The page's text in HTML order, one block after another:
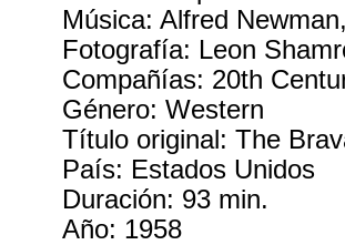
Música: Alfred
Fotografía: Leon
Compañías: 20th
Género: Western
Título original: The
País: Estados Unidos
Duración: 93 min.
Año: 1958